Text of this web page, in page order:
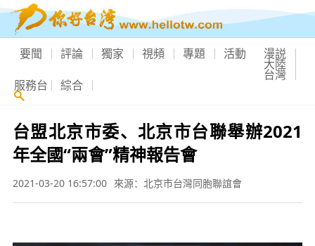
要聞 評論 獨家 視頻 專題 活動 漫説
大陸
台灣
服務台 綜合
台盟北京市委、北京市台聯舉辦2021
年全國“兩會”精神報告會
2021-03-20 16:57:00 來源：北京市台灣同胞聯誼會